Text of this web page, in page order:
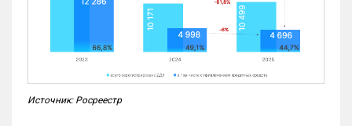
Источник: Росреестр